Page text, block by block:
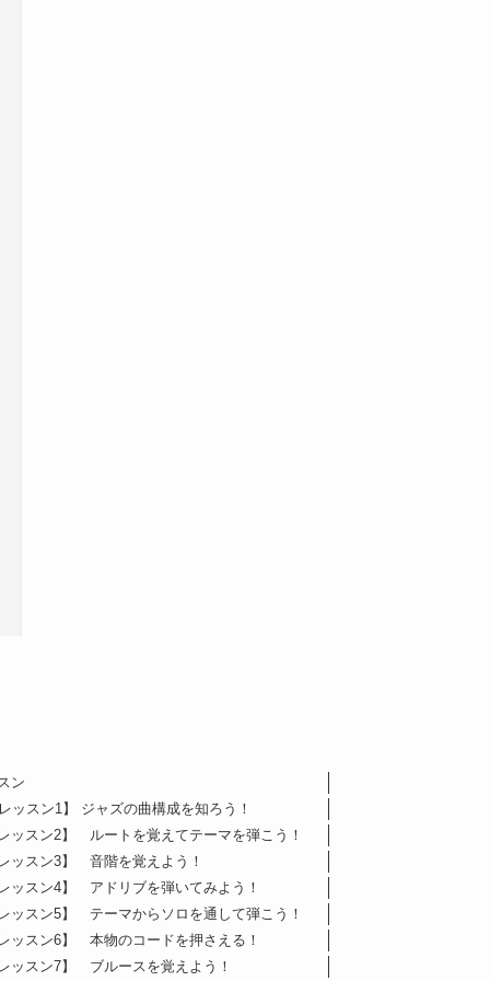
ン
ッスン1】 ジャズの曲構成を知ろう！
ッスン2】 ルートを覚えてテーマを弾こう！
ッスン3】 音階を覚えよう！
ッスン4】 アドリブを弾いてみよう！
ッスン5】 テーマからソロを通して弾こう！
ッスン6】 本物のコードを押さえる！
ッスン7】 ブルースを覚えよう！